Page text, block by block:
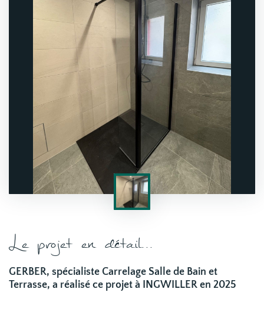
Le projet en détail...
GERBER, spécialiste Carrelage Salle de Bain et
Terrasse, a réalisé ce projet à INGWILLER en 2025